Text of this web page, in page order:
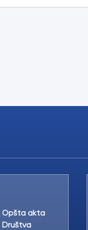
Opšta akta
Društva